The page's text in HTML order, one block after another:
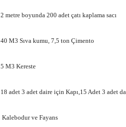
2 metre boyunda 200 adet çatı kaplama sacı
40 M3 Sıva kumu, 7,5 ton Çimento
5 M3 Kereste
18 adet 3 adet daire için Kapı,15 Adet 3 adet
Kalebodur ve Fayans